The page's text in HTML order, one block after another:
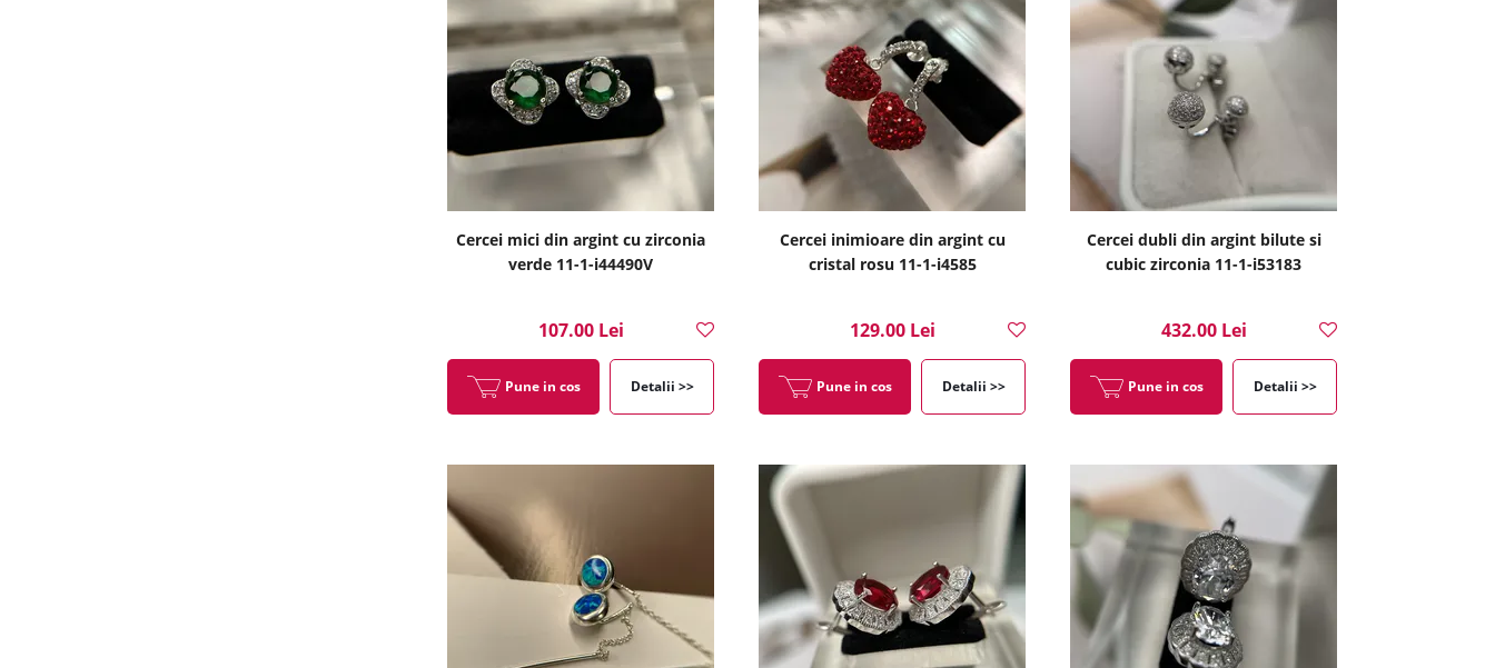
Cercei mici din argint cu zirconia
verde 11-1-i44490V
107.00 Lei
Pune in cos Detalii >>
Cercei inimioare din argint cu
cristal rosu 11-1-i4585
129.00 Lei
Pune in cos Detalii >>
Cercei dubli din argint bilute si
cubic zirconia 11-1-i53183
432.00 Lei
Pune in cos Detalii >>